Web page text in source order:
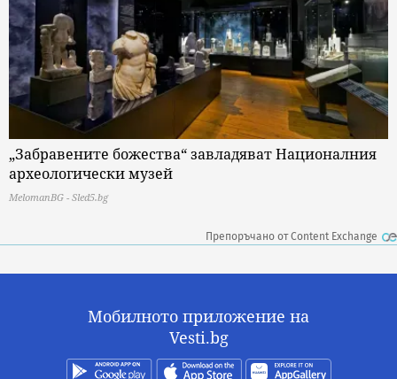
„Забравените божества“ завладяват Националния
археологически музей
MelomanBG - Sled5.bg
Препоръчано от Content Exchange
Мобилното приложение на
Vesti.bg